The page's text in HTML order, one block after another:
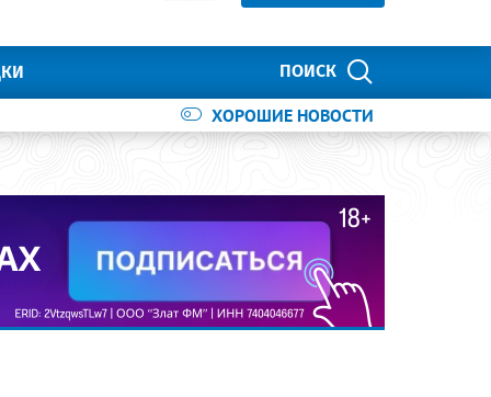
ПОИСК
ХОРОШИЕ НОВОСТИ